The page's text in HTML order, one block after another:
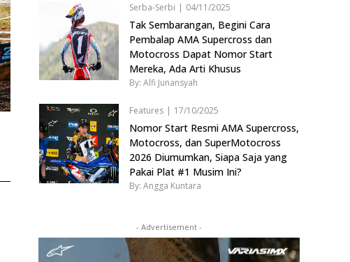
Serba-Serbi | 04/11/2025
Tak Sembarangan, Begini Cara
Pembalap AMA Supercross dan
Motocross Dapat Nomor Start
Mereka, Ada Arti Khusus
By: Alfi Junansyah
Features | 17/10/2025
Nomor Start Resmi AMA Supercross,
Motocross, dan SuperMotocross
2026 Diumumkan, Siapa Saja yang
Pakai Plat #1 Musim Ini?
By: Angga Kuntara
- Advertisement -